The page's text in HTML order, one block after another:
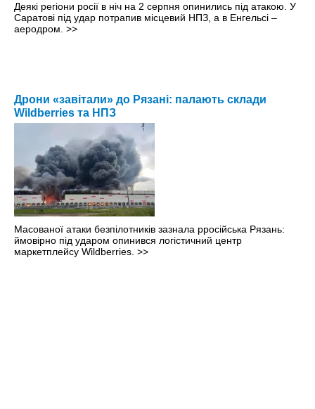
Деякі регіони росії в ніч на 2 серпня опинились під атакою. У
Саратові під удар потрапив місцевий НПЗ, а в Енгельсі –
аеродром. >>
Дрони «завітали» до Рязані: палають склади
Wildberries та НПЗ
Масованої атаки безпілотників зазнала рросійська Рязань:
ймовірно під ударом опинився логістичний центр
маркетплейсу Wildberries. >>